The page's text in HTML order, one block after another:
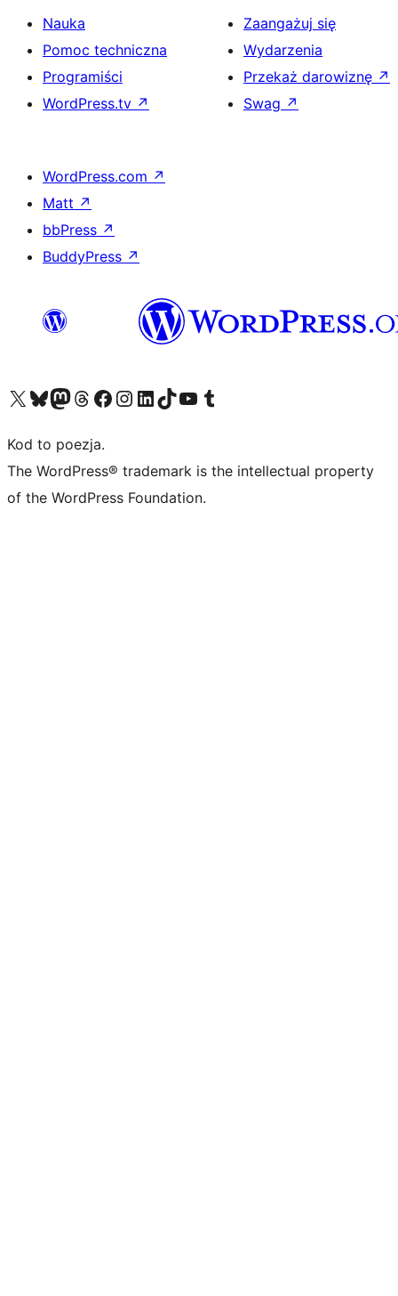
Nauka
Pomoc techniczna
Programiści
WordPress.tv ↗
Zaangażuj się
Wydarzenia
Przekaż darowiznę ↗
Swag ↗
WordPress.com ↗
Matt ↗
bbPress ↗
BuddyPress ↗
Odwiedź nasze konto X (dawniej Twitter)
Odwiedź nasze konto Bluesky
Odwiedź nasze konto na Mastodoncie
Odwiedź naszego Threadsa
Odwiedź naszego Facebooka
Odwiedź nasze konto na Instagramie
Odwiedź nasze konto na LinkedIn
Odwiedź naszego TikToka
Odwiedź nasz kanał YouTube
Odwiedź naszego Tumblra
Kod to poezja.
The WordPress® trademark is the intellectual property
of the WordPress Foundation.